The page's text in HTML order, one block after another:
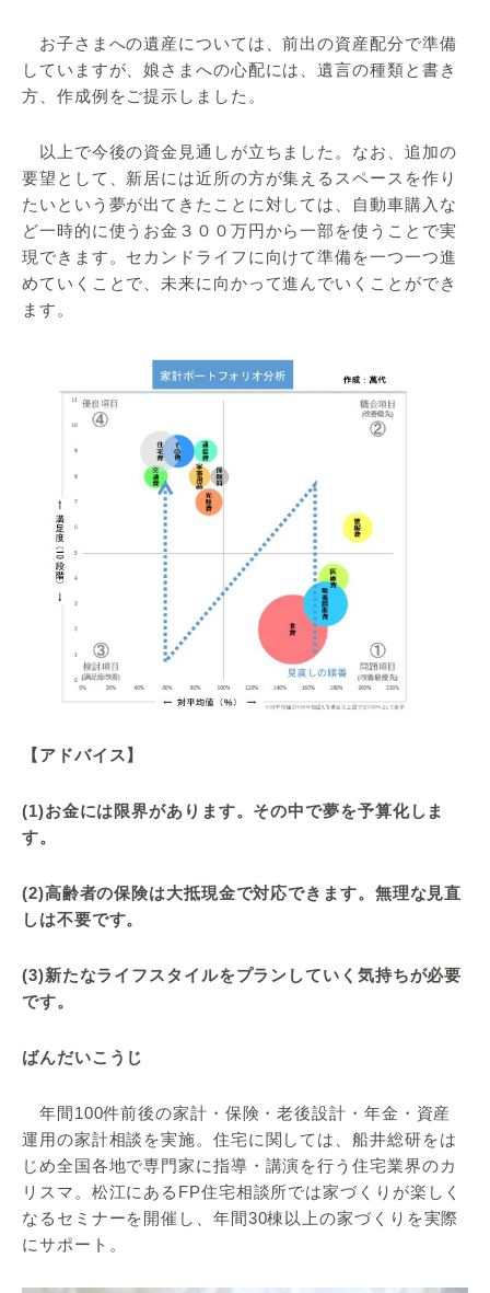
お子さまへの遺産については、前出の資産配分で準備
していますが、娘さまへの心配には、遺言の種類と書き
方、作成例をご提示しました。
以上で今後の資金見通しが立ちました。なお、追加の
要望として、新居には近所の方が集えるスペースを作り
たいという夢が出てきたことに対しては、自動車購入な
ど一時的に使うお金３００万円から一部を使うことで実
現できます。セカンドライフに向けて準備を一つ一つ進
めていくことで、未来に向かって進んでいくことができ
ます。
【アドバイス】
(1)お金には限界があります。その中で夢を予算化しま
す。
(2)高齢者の保険は大抵現金で対応できます。無理な見直
しは不要です。
(3)新たなライフスタイルをプランしていく気持ちが必要
です。
ばんだいこうじ
年間100件前後の家計・保険・老後設計・年金・資産
運用の家計相談を実施。住宅に関しては、船井総研をは
じめ全国各地で専門家に指導・講演を行う住宅業界のカ
リスマ。松江にあるFP住宅相談所では家づくりが楽しく
なるセミナーを開催し、年間30棟以上の家づくりを実際
にサポート。